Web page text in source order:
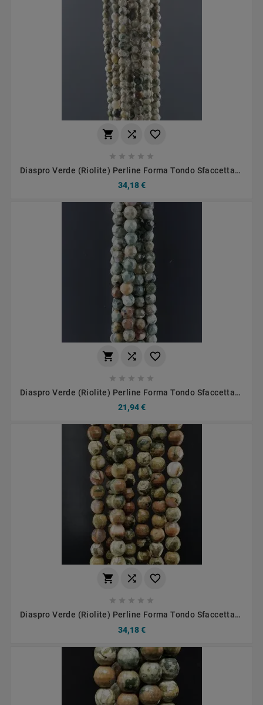
  
    
Diaspro Verde (Riolite) Perline Forma Tondo Sfaccettato
34,18 €
  
    
Diaspro Verde (Riolite) Perline Forma Tondo Sfaccettato
21,94 €
  
    
Diaspro Verde (Riolite) Perline Forma Tondo Sfaccettato
34,18 €